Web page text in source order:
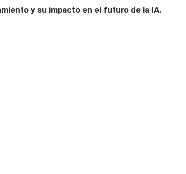
y su impacto en el futuro de la IA.